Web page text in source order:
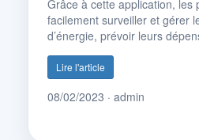
Grâce à cette application, les
facilement surveiller et gérer
d’énergie, prévoir leurs
Lire l'article
08/02/2023 · admin